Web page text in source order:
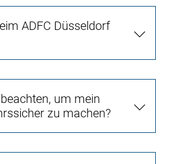
ADFC Düsseldorf
um mein
zu machen?